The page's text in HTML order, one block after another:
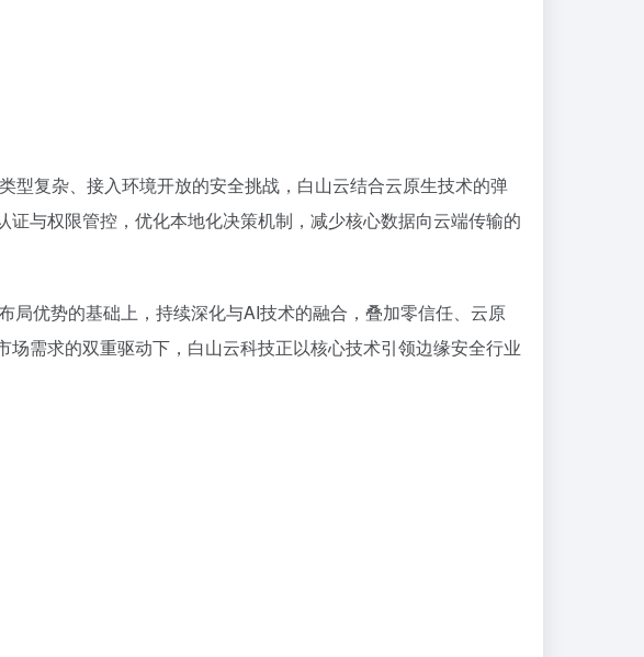
型复杂、接入环境开放的安全挑战，白山云结合云原生技术的弹
与权限管控，优化本地化决策机制，减少核心数据向云端传输的
局优势的基础上，持续深化与AI技术的融合，叠加零信任、云原
需求的双重驱动下，白山云科技正以核心技术引领边缘安全行业